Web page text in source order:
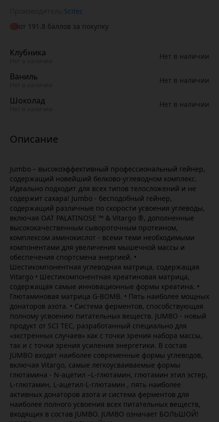
Scitec
от 191.8 баллов за покупку
Клубника Нет в наличии
Ваниль Нет в наличии
Шоколад Нет в наличии
Jumbo – высокоэффективный профессиональный гейнер,
содержащий новейший белково-углеводном комплекс.
Идеально подходит для всех типов телосложений и не
содержит сахара! Jumbo - бесподобный гейнер,
содержащий различные по скорости усвоения углеводы,
включая ОАТ PALATINOSE ™ & Vitargo ®, дополненные
высококачественным сывороточным протеином,
комплексом аминокислот - всеми теми необходимыми
компонентами для увеличения мышечной массы и
обеспечения спортсмена энергией. •
Шестикомпонентная углеводная матрица, содержащая
Vitargo • Шестикомпонентная креатиновая матрица,
содержащая самые инновационные формы креатина. •
Глютаминовая матрица G-BOMB. • Пять наиболее мощных
донаторов азота. • Система ферментов, способствующая
полному усвоению питательных веществ. JUMBO - новый
продукт от SCI TEC, разработанный специально для
«экстренных случаев» как с точки зрения набора массы,
так и с точки зрения усиления энергетики. В состав
JUMBO входят наиболее современные формы углеводов,
включая Vitargo, самые легкоусваиваемые формы
глютамина - N-ацетил –L-глютамин, глютамин этил эстер,
L-глютамин, L-ацетил-L-глютамин , пять наиболее
активных донаторов азота и система ферментов для
наиболее полного усвоения всех питательных веществ,
входящих в состав JUMBO. JUMBO означает БОЛЬШОЙ!